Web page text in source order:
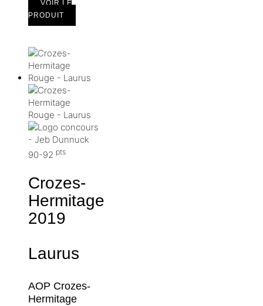
VOIR LE
PRODUIT
90-92 pts
Crozes-
Hermitage
2019
Laurus
AOP Crozes-
Hermitage